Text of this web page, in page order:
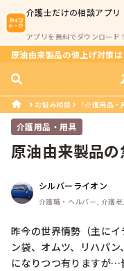
介護士だけの相談アプリ
アプリを無料でダウンロード！
原油由来製品の値上げ対策
お悩み相談 「介護用品
介護用品・用具
原油由来製品
シルバーライオン
介護職・ヘルパー, 介護
昨今の世界情勢（主に
ン袋、オムツ、リハパ
になりつつ有りますが…